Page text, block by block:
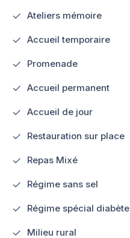
Ateliers mémoire
Accueil temporaire
Promenade
Accueil permanent
Accueil de jour
Restauration sur place
Repas Mixé
Régime sans sel
Régime spécial diabète
Milieu rural